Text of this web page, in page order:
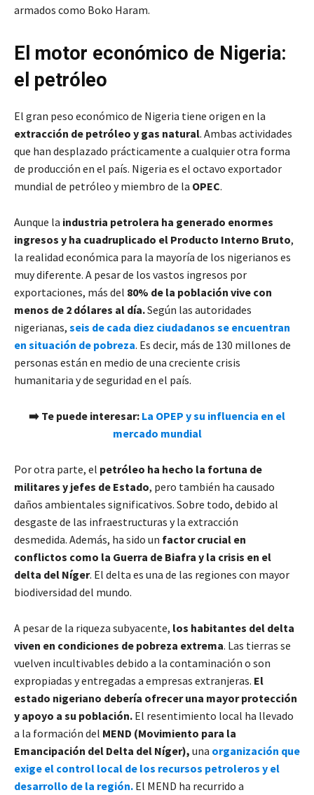
armados como Boko Haram.
El motor económico de Nigeria:
el petróleo
El gran peso económico de Nigeria tiene origen en la
extracción de petróleo y gas natural. Ambas actividades
que han desplazado prácticamente a cualquier otra forma
de producción en el país. Nigeria es el octavo exportador
mundial de petróleo y miembro de la OPEC.
Aunque la industria petrolera ha generado enormes
ingresos y ha cuadruplicado el Producto Interno Bruto,
la realidad económica para la mayoría de los nigerianos es
muy diferente. A pesar de los vastos ingresos por
exportaciones, más del 80% de la población vive con
menos de 2 dólares al día.Según las autoridades
nigerianas, seis de cada diez ciudadanos se encuentran
en situación de pobreza. Es decir, más de 130 millones de
personas están en medio de una creciente crisis
humanitaria y de seguridad en el país.
➡️ Te puede interesar: La OPEP y su influencia en el
mercado mundial
Por otra parte, el petróleo ha hecho la fortuna de
militares y jefes de Estado, pero también ha causado
daños ambientales significativos. Sobre todo, debido al
desgaste de las infraestructuras y la extracción
desmedida. Además, ha sido un factor crucial en
conflictos como la Guerra de Biafra y la crisis en el
delta del Níger. El delta es una de las regiones con mayor
biodiversidad del mundo.
A pesar de la riqueza subyacente, los habitantes del delta
viven en condiciones de pobreza extrema. Las tierras se
vuelven incultivables debido a la contaminación o son
expropiadas y entregadas a empresas extranjeras. El
estado nigeriano debería ofrecer una mayor protección
y apoyo a su población. El resentimiento local ha llevado
a la formación del MEND (Movimiento para la
Emancipación del Delta del Níger), una organización que
exige el control local de los recursos petroleros y el
desarrollo de la región. El MEND ha recurrido a